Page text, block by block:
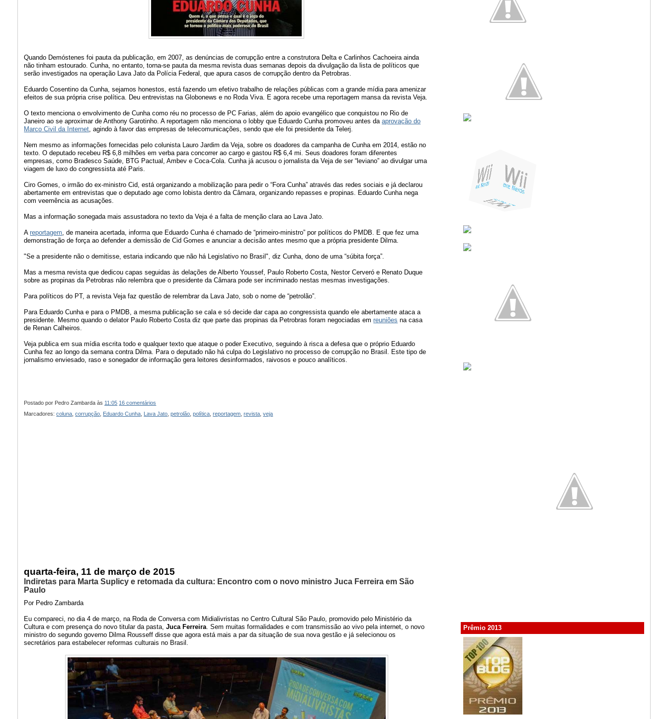
Quando Demóstenes foi pauta da publicação, em 2007, as denúncias de corrupção entre a construtora Delta e Carlinhos Cachoeira ainda
não tinham estourado. Cunha, no entanto, torna-se pauta da mesma revista duas semanas depois da divulgação da lista de políticos que
serão investigados na operação Lava Jato da Polícia Federal, que apura casos de corrupção dentro da Petrobras.
Eduardo Cosentino da Cunha, sejamos honestos, está fazendo um efetivo trabalho de relações públicas com a grande mídia para amenizar
efeitos de sua própria crise política. Deu entrevistas na Globonews e no Roda Viva. E agora recebe uma reportagem mansa da revista Veja.
O texto menciona o envolvimento de Cunha como réu no processo de PC Farias, além do apoio evangélico que conquistou no Rio de
Janeiro ao se aproximar de Anthony Garotinho. A reportagem não menciona o lobby que Eduardo Cunha promoveu antes daaprovação do
Marco Civil da Internet , agindo à favor das empresas de telecomunicações, sendo que ele foi presidente da Telerj.
Nem mesmo as informações fornecidas pelo colunista Lauro Jardim da Veja, sobre os doadores da campanha de Cunha em 2014, estão no
texto. O deputado recebeu R$ 6,8 milhões em verba para concorrer ao cargo e gastou R$ 6,4 mi. Seus doadores foram diferentes
empresas, como Bradesco Saúde, BTG Pactual, Ambev e Coca-Cola. Cunha já acusou o jornalista da Veja de ser “leviano” ao divulgar uma
viagem de luxo do congressista até Paris.
Ciro Gomes, o irmão do ex-ministro Cid, está organizando a mobilização para pedir o “Fora Cunha” através das redes sociais e já declarou
abertamente em entrevistas que o deputado age como lobista dentro da Câmara, organizando repasses e propinas. Eduardo Cunha nega
com veemência as acusações.
Mas a informação sonegada mais assustadora no texto da Veja é a falta de menção clara ao Lava Jato.
Areportagem , de maneira acertada, informa que Eduardo Cunha é chamado de “primeiro-ministro” por políticos do PMDB. E que fez uma
demonstração de força ao defender a demissão de Cid Gomes e anunciar a decisão antes mesmo que a própria presidente Dilma.
"Se a presidente não o demitisse, estaria indicando que não há Legislativo no Brasil", diz Cunha, dono de uma “súbita força”.
Mas a mesma revista que dedicou capas seguidas às delações de Alberto Youssef, Paulo Roberto Costa, Nestor Cerveró e Renato Duque
sobre as propinas da Petrobras não relembra que o presidente da Câmara pode ser incriminado nestas mesmas investigações.
Para políticos do PT, a revista Veja faz questão de relembrar da Lava Jato, sob o nome de “petrolão”.
Para Eduardo Cunha e para o PMDB, a mesma publicação se cala e só decide dar capa ao congressista quando ele abertamente ataca a
presidente. Mesmo quando o delator Paulo Roberto Costa diz que parte das propinas da Petrobras foram negociadas emreuniões na casa
de Renan Calheiros.
Veja publica em sua mídia escrita todo e qualquer texto que ataque o poder Executivo, seguindo à risca a defesa que o próprio Eduardo
Cunha fez ao longo da semana contra Dilma. Para o deputado não há culpa do Legislativo no processo de corrupção no Brasil. Este tipo de
jornalismo enviesado, raso e sonegador de informação gera leitores desinformados, raivosos e pouco analíticos.
Postado por Pedro Zambarda às 11:05 16 comentários
Marcadores:coluna,corrupção, Eduardo Cunha, Lava Jato,petrolão,política,reportagem,revista,veja
quarta-feira, 11 de março de 2015
Indiretas para Marta Suplicy e retomada da cultura: Encontro com o novo ministro Juca Ferreira em São
Paulo
Por Pedro Zambarda
Eu compareci, no dia 4 de março, na Roda de Conversa com Midialivristas no Centro Cultural São Paulo, promovido pelo Ministério da
Cultura e com presença do novo titular da pasta,Juca Ferreira . Sem muitas formalidades e com transmissão ao vivo pela internet, o novo
ministro do segundo governo Dilma Rousseff disse que agora está mais a par da situação de sua nova gestão e já selecionou os
secretários para estabelecer reformas culturais no Brasil.
Prêmio 2013